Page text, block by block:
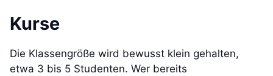
Kurse
Die Klassengröße wird bewusst klein gehalten,
etwa 3 bis 5 Studenten. Wer bereits